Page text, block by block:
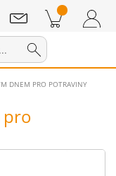
Nákupní Košík
DNEM PRO POTRAVINY
pro